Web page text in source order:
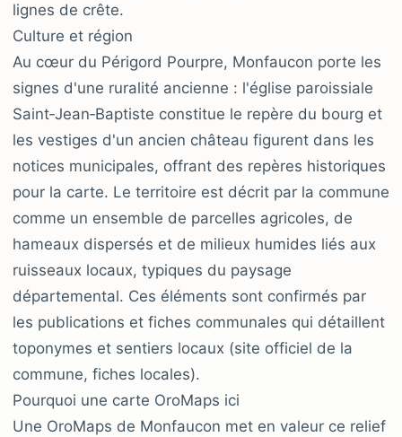
lignes de crête.
Culture et région
Au cœur du Périgord Pourpre, Monfaucon porte les
signes d'une ruralité ancienne : l'église paroissiale
Saint‑Jean‑Baptiste constitue le repère du bourg et
les vestiges d'un ancien château figurent dans les
notices municipales, offrant des repères historiques
pour la carte. Le territoire est décrit par la commune
comme un ensemble de parcelles agricoles, de
hameaux dispersés et de milieux humides liés aux
ruisseaux locaux, typiques du paysage
départemental. Ces éléments sont confirmés par
les publications et fiches communales qui détaillent
toponymes et sentiers locaux (site officiel de la
commune, fiches locales).
Pourquoi une carte OroMaps ici
Une OroMaps de Monfaucon met en valeur ce relief